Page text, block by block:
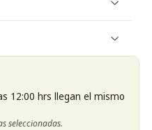
12:00 hrs llegan el mismo
seleccionadas.